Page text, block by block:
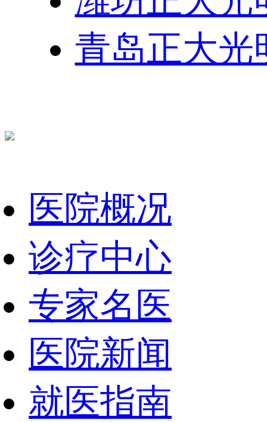
青岛正大光
医院概况
诊疗中心
专家名医
医院新闻
就医指南